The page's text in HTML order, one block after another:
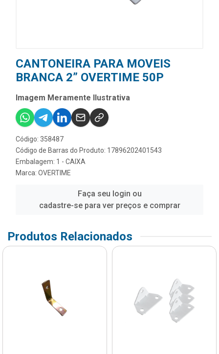
CANTONEIRA PARA MOVEIS
BRANCA 2” OVERTIME 50P
Imagem Meramente Ilustrativa
Código: 358487
Código de Barras do Produto: 17896202401543
Embalagem: 1 - CAIXA
Marca: OVERTIME
Faça seu login ou
cadastre-se para ver preços e comprar
Produtos Relacionados